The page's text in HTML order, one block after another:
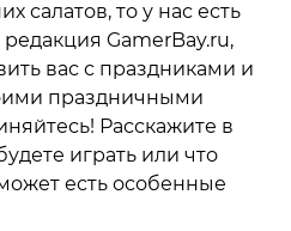
салатов, то у нас есть
GamerBay.ru,
вас с праздниками и
праздничными
Расскажите в
играть или что
есть особенные